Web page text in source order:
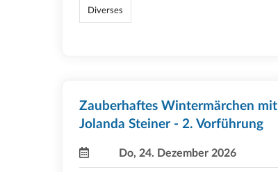
Diverses
Zauberhaftes Wintermärchen mit
Jolanda Steiner - 2. Vorführung
Do, 24. Dezember 2026